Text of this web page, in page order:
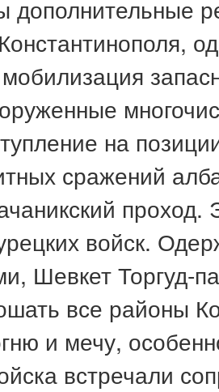
дополнительные
на
сражений
войск.
Шевкет Торгуд-
все районы
и мечу,
встречали